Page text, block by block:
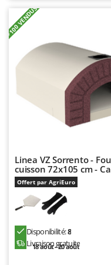
Seven Italy
Silky
Simatech
Smartwood
Solidur
Spice Electronics
Spiralmac
Spring Protezione
Spyro
+100 VENDUS
Linea VZ Sorrento -
cuisson 72x105 cm -
Offert par AgriEuro
Disponibilité:8
Livraison gratuite
18 août - 20 août